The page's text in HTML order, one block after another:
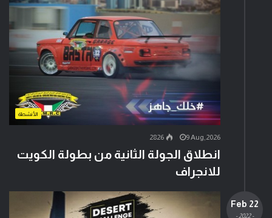
الأنشطة
9 Aug,2026
2826
انطلاق الجولة الثانية من بطولة الكويت
للانجراف
22 Feb
- 2022 -